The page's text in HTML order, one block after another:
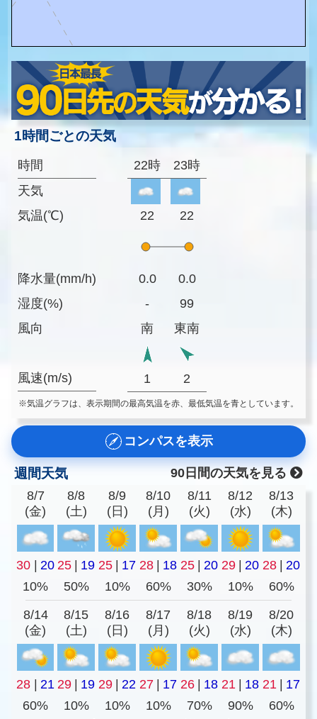
1時間ごとの天気
時間
天気
気温(℃)
降水量(mm/h)
湿度(%)
風向
風速(m/s)
22時 23時
22 22
0.0
0.0
-
99
南
東南
1 2
※気温グラフは、表示期間の最高気温を赤、最低気温を青としています。
コンパスを表示
週間天気
90日間の天気を見る
8/7
(金)
8/8
(土)
8/9
(日)
8/10
(月)
8/11
(火)
8/12
(水)
8/13
(木)
30 | 20 25 | 19 25 | 17 28 | 18 25 | 20 29 | 20 28 | 20
10%
50% 10% 60% 30% 10% 60%
8/14
(金)
8/15
(土)
8/16
(日)
8/17
(月)
8/18
(火)
8/19
(水)
8/20
(木)
28 | 21 29 | 19 29 | 22 27 | 17 26 | 18 21 | 18 21 | 17
60%
10% 10% 10% 70% 90%
60%